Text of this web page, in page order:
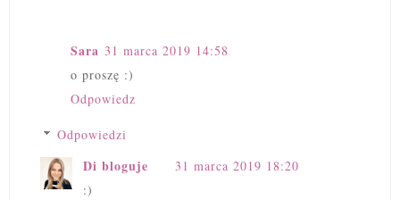
Sara 31 marca 2019 14:58
o proszę :)
Odpowiedz
Odpowiedzi
Di bloguje
31 marca 2019 18:20
:)